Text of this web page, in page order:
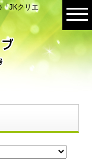
JKクリエ